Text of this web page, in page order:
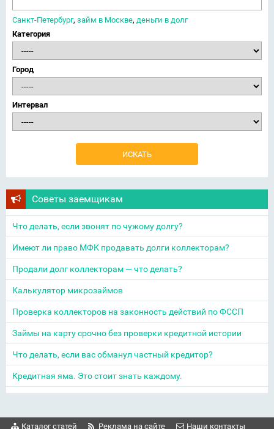
Санкт-Петербург, займ в Москве, деньги в долг
Категория
Город
Интервал
Советы заемщикам
Что делать, если звонят по чужому долгу?
Имеют ли право МФК продавать долги коллекторам?
Продали долг коллекторам — что делать?
Калькулятор микрозаймов
Проверка коллекторов на законность действий по ФССП
Займы на карту срочно без проверки кредитной истории
Что делать, если вас обманул частный кредитор?
Кредитная яма. Это стоит знать каждому.
Каталог статей Реклама на сайте Наши контакты